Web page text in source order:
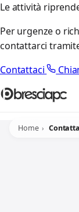
Le attività
Per urgenze o
contattarci
Contattaci
Home